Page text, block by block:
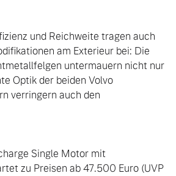
und Reichweite tragen auch
am Exterieur bei: Die
untermauern nicht nur
Optik der beiden Volvo
verringern auch den
Single Motor mit
zu Preisen ab 47.500 Euro (UVP